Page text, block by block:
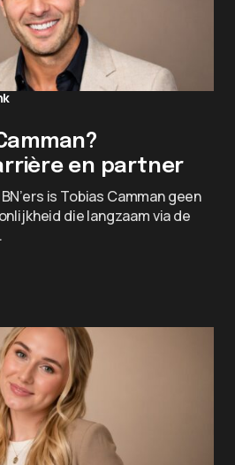
en partner
is Tobias Camman geen
die langzaam via de